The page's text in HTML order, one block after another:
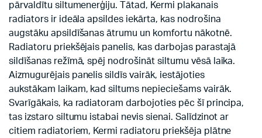
pārvaldītu siltumenerģiju. Tātad, Kermi plakanais
radiators ir ideāla apsildes iekārta, kas nodrošina
augstāku apsildīšanas ātrumu un komfortu nākotnē.
Radiatoru priekšējais panelis, kas darbojas parastajā
sildīšanas režīmā, spēj nodrošināt siltumu vēsā laika.
Aizmugurējais panelis sildīs vairāk, iestājoties
aukstākam laikam, kad siltums nepieciešams vairāk.
Svarīgākais, ka radiatoram darbojoties pēc šī principa,
tas izstaro siltumu istabai nevis sienai. Salīdzinot ar
citiem radiatoriem, Kermi radiatoru priekšēja plātne